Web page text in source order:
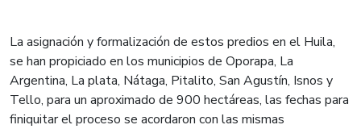
​​​​​La asignación y formalización de estos predios en el Huila,
se han propiciado en los municipios de Oporapa, La
Argentina, La plata, Nátaga, Pitalito, San Agustín, Isnos y
Tello, para un aproximado de 900 hectáreas, las fechas para
finiquitar el proceso se acordaron con las mismas